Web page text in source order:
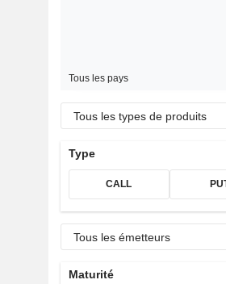
Tous les pays
Tous les types de produits
Type
CALL
Tous les émetteurs
Maturité